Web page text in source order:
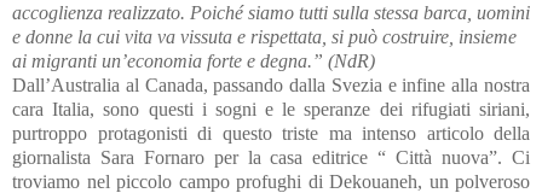
accoglienza realizzato. Poiché siamo tutti sulla stessa barca, uomini
e donne la cui vita va vissuta e rispettata, si può costruire, insieme
ai migranti un’economia forte e degna.” (NdR)
Dall’Australia al Canada, passando dalla Svezia e infine alla nostra
cara Italia, sono questi i sogni e le speranze dei rifugiati siriani,
purtroppo protagonisti di questo triste ma intenso articolo della
giornalista Sara Fornaro per la casa editrice “ Città nuova”. Ci
troviamo nel piccolo campo profughi di Dekouaneh, un polveroso